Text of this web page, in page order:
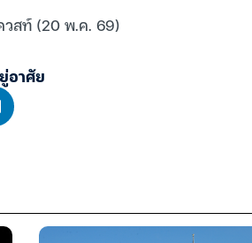
วสท์ (20 พ.ค. 69)
อาศัย